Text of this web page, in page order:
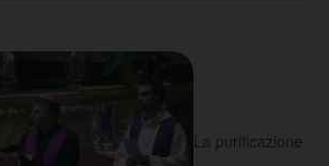
La purificazione